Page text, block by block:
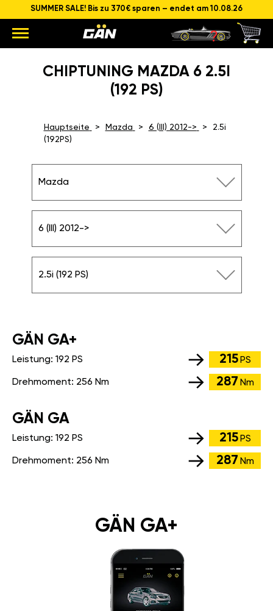
SUMMER SALE! Bis zu 370€ sparen – endet am 10.08.26
CHIPTUNING MAZDA 6 2.5I
(192 PS)
Hauptseite Mazda 6 (III) 2012->
2.5i
(192PS)
Mazda
6 (III) 2012->
2.5i (192 PS)
GÄN GA+
Leistung: 192 PS 215 PS
Drehmoment: 256 Nm 287 Nm
GÄN GA
Leistung: 192 PS 215 PS
Drehmoment: 256 Nm 287 Nm
GÄN GA+